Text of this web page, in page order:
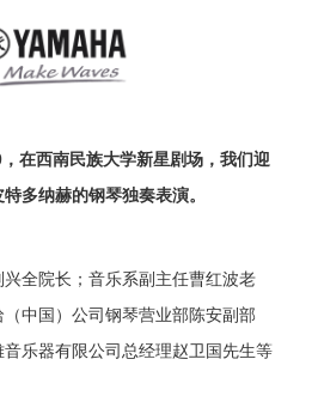
在西南民族大学新星剧场，我们迎
多纳赫的钢琴独奏表演。
全院长；音乐系副主任曹红波老
中国）公司钢琴营业部陈安副部
乐器有限公司总经理赵卫国先生等